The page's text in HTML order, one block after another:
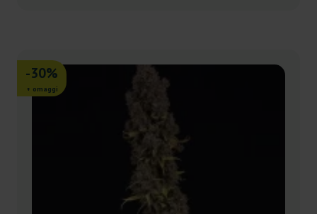
-30%
+ omaggi